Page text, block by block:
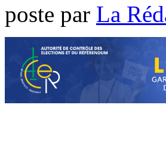
poste par La